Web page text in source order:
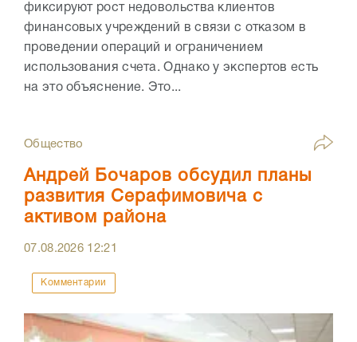
фиксируют рост недовольства клиентов
финансовых учреждений в связи с отказом в
проведении операций и ограничением
использования счета. Однако у экспертов есть
на это объяснение. Это...
Общество
Андрей Бочаров обсудил планы
развития Серафимовича с
активом района
07.08.2026 12:21
Комментарии